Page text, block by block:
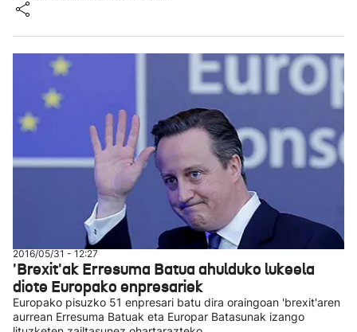
2016/05/31 - 12:27
'Brexit'ak Erresuma Batua ahulduko lukeela
diote Europako enpresariek
Europako pisuzko 51 enpresari batu dira oraingoan 'brexit'aren
aurrean Erresuma Batuak eta Europar Batasunak izango